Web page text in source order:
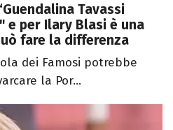
Tavassi
e per Ilary Blasi è una
fare la differenza
dei Famosi potrebbe
la Por...